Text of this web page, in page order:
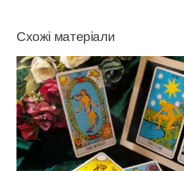
Схожі матеріали